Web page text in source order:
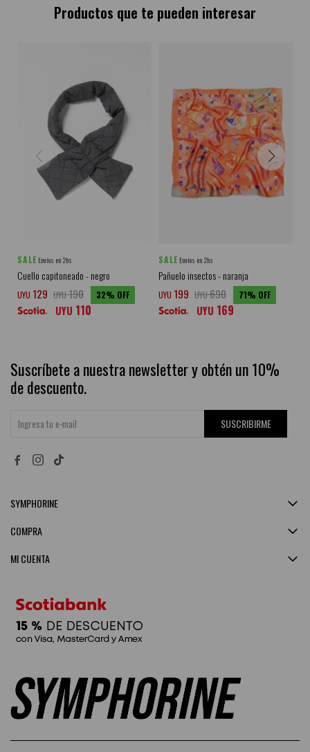
Productos que te pueden interesar
SALE Envíos en 2hs
Cuello capitoneado - negro
UYU 129 UYU190 32
UYU 110
SALE Envíos en 2hs
Pañuelo insectos - naranja
UYU 199 UYU690 71
UYU 169
Suscríbete a nuestra newsletter y obtén un 10%
de descuento.
SUSCRIBIRME
 
SYMPHORINE
MI CUENTA
COMPRA